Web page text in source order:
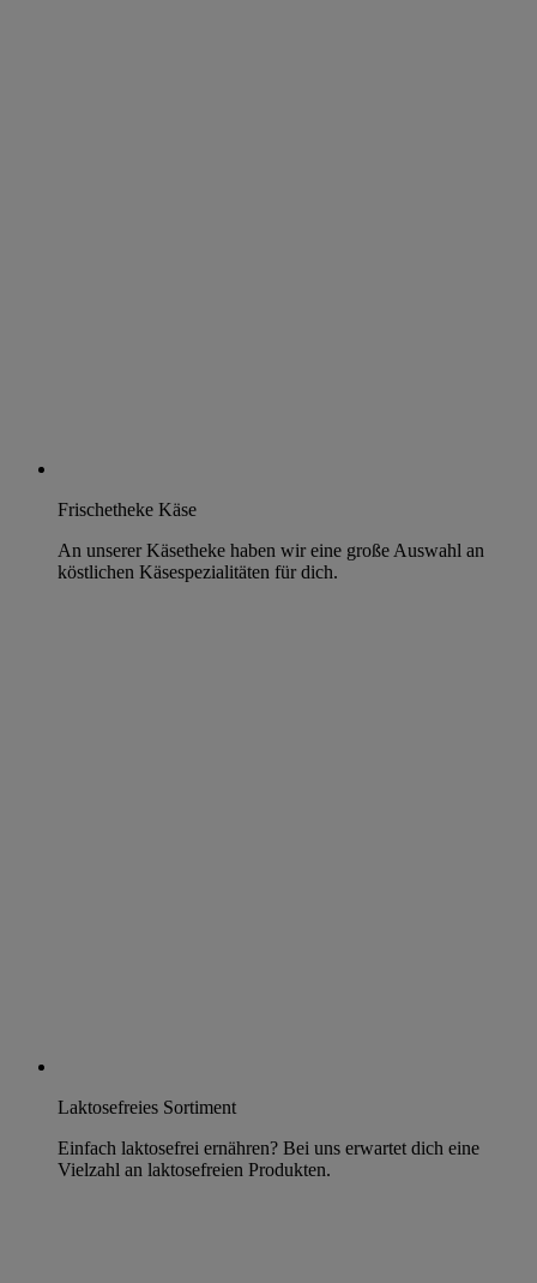
Frischetheke Käse
An unserer Käsetheke haben wir eine große Auswahl an
köstlichen Käsespezialitäten für dich.
Laktosefreies Sortiment
Einfach laktosefrei ernähren? Bei uns erwartet dich eine
Vielzahl an laktosefreien Produkten.